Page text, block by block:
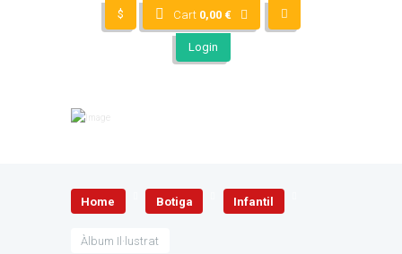
$ Cart 0,00 €
Login
Home Botiga Infantil
Àlbum Il·lustrat